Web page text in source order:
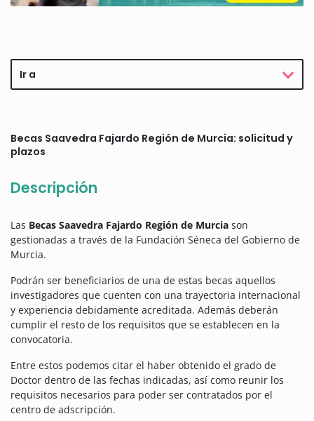
Ir a
Becas Saavedra Fajardo Región de Murcia: solicitud y
plazos
Descripción
Las Becas Saavedra Fajardo Región de Murcia son
gestionadas a través de la Fundación Séneca del Gobierno de
Murcia.
Podrán ser beneficiarios de una de estas becas aquellos
investigadores que cuenten con una trayectoria internacional
y experiencia debidamente acreditada. Además deberán
cumplir el resto de los requisitos que se establecen en la
convocatoria.
Entre estos podemos citar el haber obtenido el grado de
Doctor dentro de las fechas indicadas, así como reunir los
requisitos necesarios para poder ser contratados por el
centro de adscripción.